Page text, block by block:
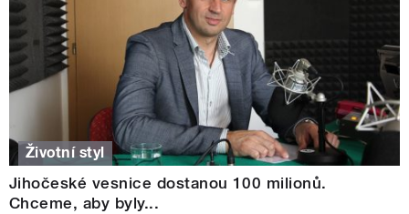
Životní styl
Jihočeské vesnice dostanou 100 milionů.
Chceme, aby byly...